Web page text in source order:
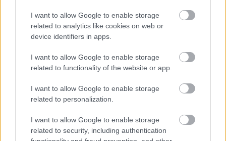
I want to allow Google to enable storage
related to analytics like cookies on web or
device identifiers in apps.
I want to allow Google to enable storage
related to functionality of the website or app.
I want to allow Google to enable storage
related to personalization.
I want to allow Google to enable storage
related to security, including authentication